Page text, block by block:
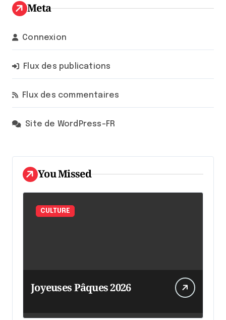
Meta
Connexion
Flux des publications
Flux des commentaires
Site de WordPress-FR
You Missed
CULTURE
Joyeuses Pâques 2026